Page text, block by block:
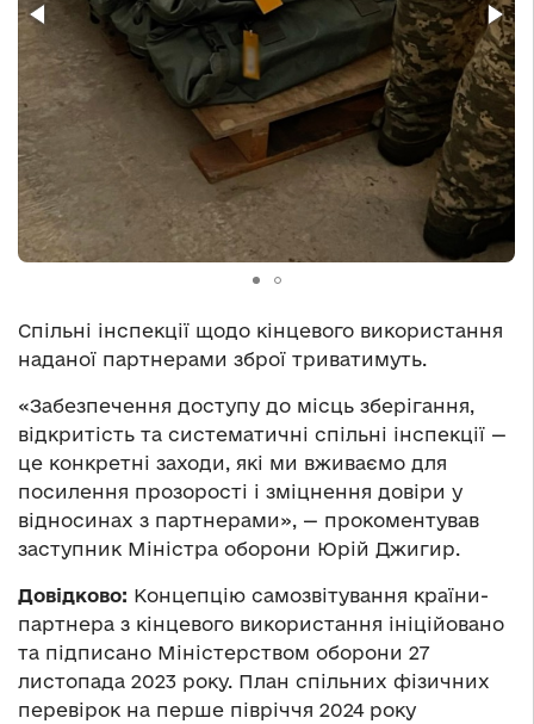
Спільні інспекції щодо кінцевого використання
наданої партнерами зброї триватимуть.
«Забезпечення доступу до місць зберігання,
відкритість та систематичні спільні інспекції —
це конкретні заходи, які ми вживаємо для
посилення прозорості і зміцнення довіри у
відносинах з партнерами», — прокоментував
заступник Міністра оборони Юрій Джигир.
Довідково: Концепцію самозвітування країни-
партнера з кінцевого використання ініційовано
та підписано Міністерством оборони 27
листопада 2023 року. План спільних фізичних
перевірок на перше півріччя 2024 року